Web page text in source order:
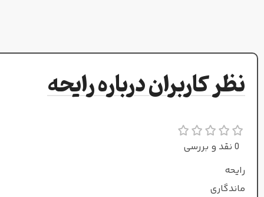
نظر کاربران درباره رایحه
0 نقد و بررسی
رایحه
ماندگاری